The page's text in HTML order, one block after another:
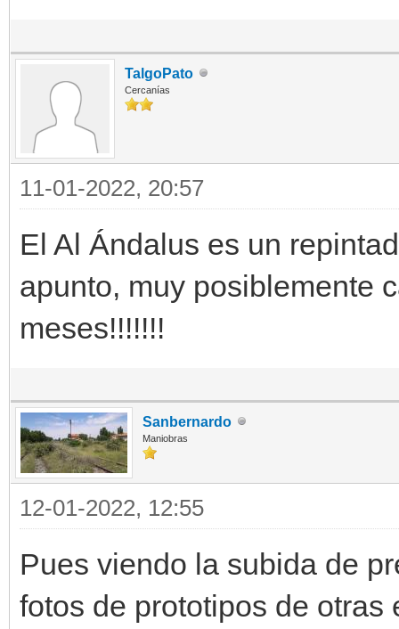
TalgoPato
Cercanías
11-01-2022, 20:57
El Al Ándalus es un
apunto, muy posiblemente
meses!!!!!!!
Sanbernardo
Maniobras
12-01-2022, 12:55
Pues viendo la subida de
fotos de prototipos de